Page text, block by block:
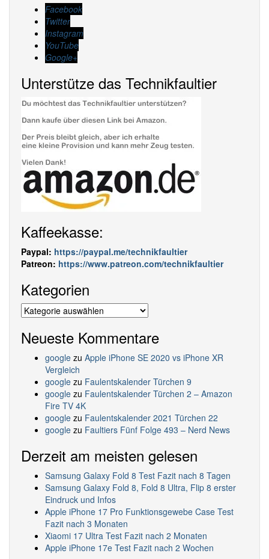
Facebook
Twitter
Instagram
YouTube
Google+
Unterstütze das Technikfaultier
Kaffeekasse:
Paypal: https://paypal.me/technikfaultier
Patreon: https://www.patreon.com/technikfaultier
Kategorien
Kategorien
Neueste Kommentare
google zu Apple iPhone SE 2020 vs iPhone XR
Vergleich
google zu Faulentskalender Türchen 9
google zu Faulentskalender Türchen 2 – Amazon
Fire TV 4K
google zu Faulentskalender 2021 Türchen 22
google zu Faultiers Fünf Folge 493 – Nerd News
Derzeit am meisten gelesen
Samsung Galaxy Fold 8 Test Fazit nach 8 Tagen
Samsung Galaxy Fold 8, Fold 8 Ultra, Flip 8 erster
Eindruck und Infos
Apple iPhone 17 Pro Funktionsgewebe Case Test
Fazit nach 3 Monaten
Xiaomi 17 Ultra Test Fazit nach 2 Monaten
Apple iPhone 17e Test Fazit nach 2 Wochen